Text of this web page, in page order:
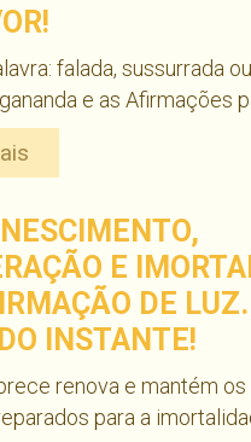
falada, sussurrada
e as Afirmações
E
DE
INSTANTE!
renova e mantém
para a